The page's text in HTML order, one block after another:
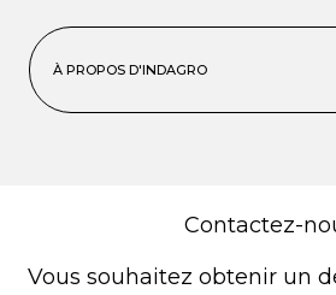
À PROPOS D'INDAGRO
Contactez-
Vous souhaitez obtenir un